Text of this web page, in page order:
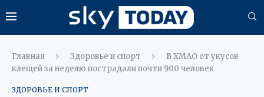
Главная Здоровье и спорт
В ХМАО от укусов
клещей за неделю пострадали почти 900 человек
ЗДОРОВЬЕ И СПОРТ